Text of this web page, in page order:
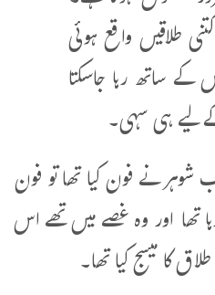
طلاقیں واقع ہوئی
ساتھ رہا جاسکتا
لیے ہی سہی۔
شوہر نے فون کیا تھا تو فون
تھا اور وہ غصے میں تھے اس
کا میسج کیا تھا۔